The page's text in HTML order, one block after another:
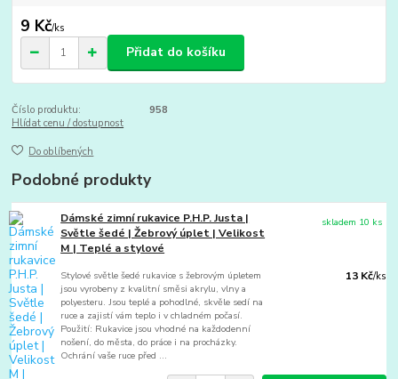
9 Kč/ks
Přidat do košíku
Číslo produktu:
958
Hlídat cenu / dostupnost
Do oblíbených
Podobné produkty
Dámské zimní rukavice P.H.P. Justa |
Světle šedé | Žebrový úplet | Velikost
M | Teplé a stylové
Stylové světle šedé rukavice s žebrovým úpletem
jsou vyrobeny z kvalitní směsi akrylu, vlny a
polyesteru. Jsou teplé a pohodlné, skvěle sedí na
ruce a zajistí vám teplo i v chladném počasí.
Použití: Rukavice jsou vhodné na každodenní
nošení, do města, do práce i na procházky.
Ochrání vaše ruce před ...
13 Kč/ks
skladem 10 ks